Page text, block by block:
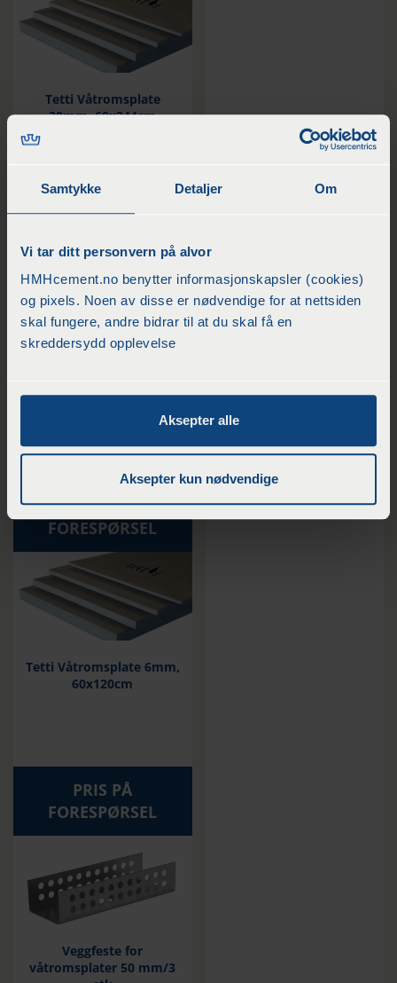
Samtykke Detaljer Om
Vi tar ditt personvern på alvor
HMHcement.no benytter informasjonskapsler (cookies)
og pixels. Noen av disse er nødvendige for at nettsiden
skal fungere, andre bidrar til at du skal få en
skreddersydd opplevelse
Aksepter alle
Aksepter kun nødvendige
Tetti Våtromsplate
30mm, 60x244cm
PRIS PÅ
FORESPØRSEL
50mm, 60x244cm
PRIS PÅ
FORESPØRSEL
Tetti Våtromsplate 6mm,
60x120cm
PRIS PÅ
FORESPØRSEL
Veggfeste for
våtromsplater 50 mm/3